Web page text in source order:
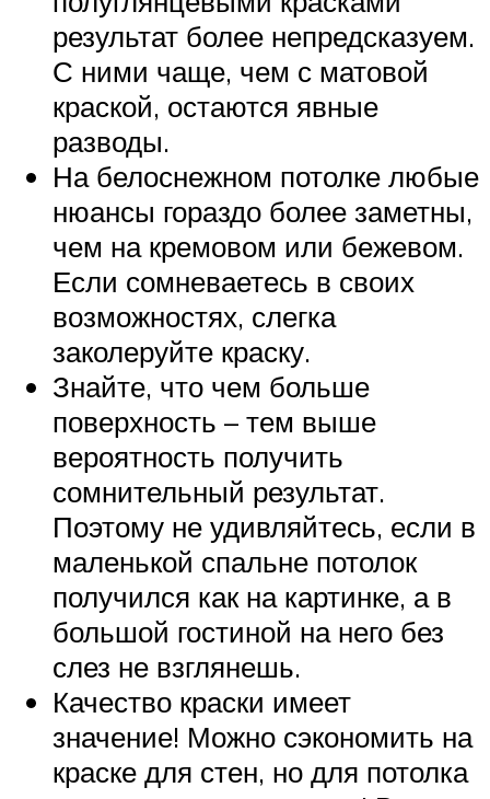
результат более непредсказуем.
С ними чаще, чем с матовой
краской, остаются явные
разводы.
На белоснежном потолке любые
нюансы гораздо более заметны,
чем на кремовом или бежевом.
Если сомневаетесь в своих
возможностях, слегка
заколеруйте краску.
Знайте, что чем больше
поверхность – тем выше
вероятность получить
сомнительный результат.
Поэтому не удивляйтесь, если в
маленькой спальне потолок
получился как на картинке, а в
большой гостиной на него без
слез не взглянешь.
Качество краски имеет
значение! Можно сэкономить на
краске для стен, но для потолка